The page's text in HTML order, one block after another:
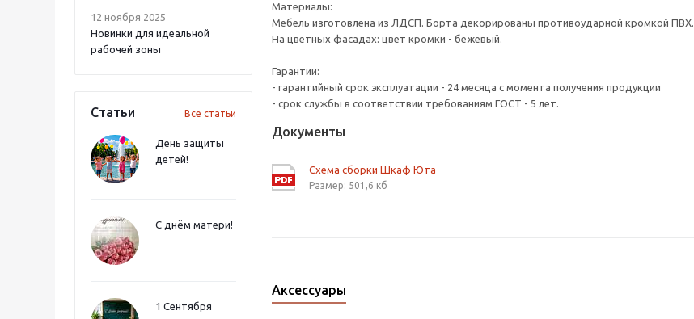
12 ноября 2025
Новинки для идеальной
рабочей зоны
Статьи Все статьи
День защиты
детей!
С днём матери!
1 Сентября
Материалы:
Мебель изготовлена из ЛДСП. Борта декорированы противоударной кромкой ПВХ.
На цветных фасадах: цвет кромки - бежевый.
Гарантии:
- гарантийный срок эксплуатации - 24 месяца с момента получения продукции
- срок службы в соответствии требованиям ГОСТ - 5 лет.
Документы
Схема сборки Шкаф Юта
Размер: 501,6 кб
Аксессуары